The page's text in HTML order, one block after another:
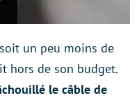
un peu moins de
hors de son budget.
le câble de